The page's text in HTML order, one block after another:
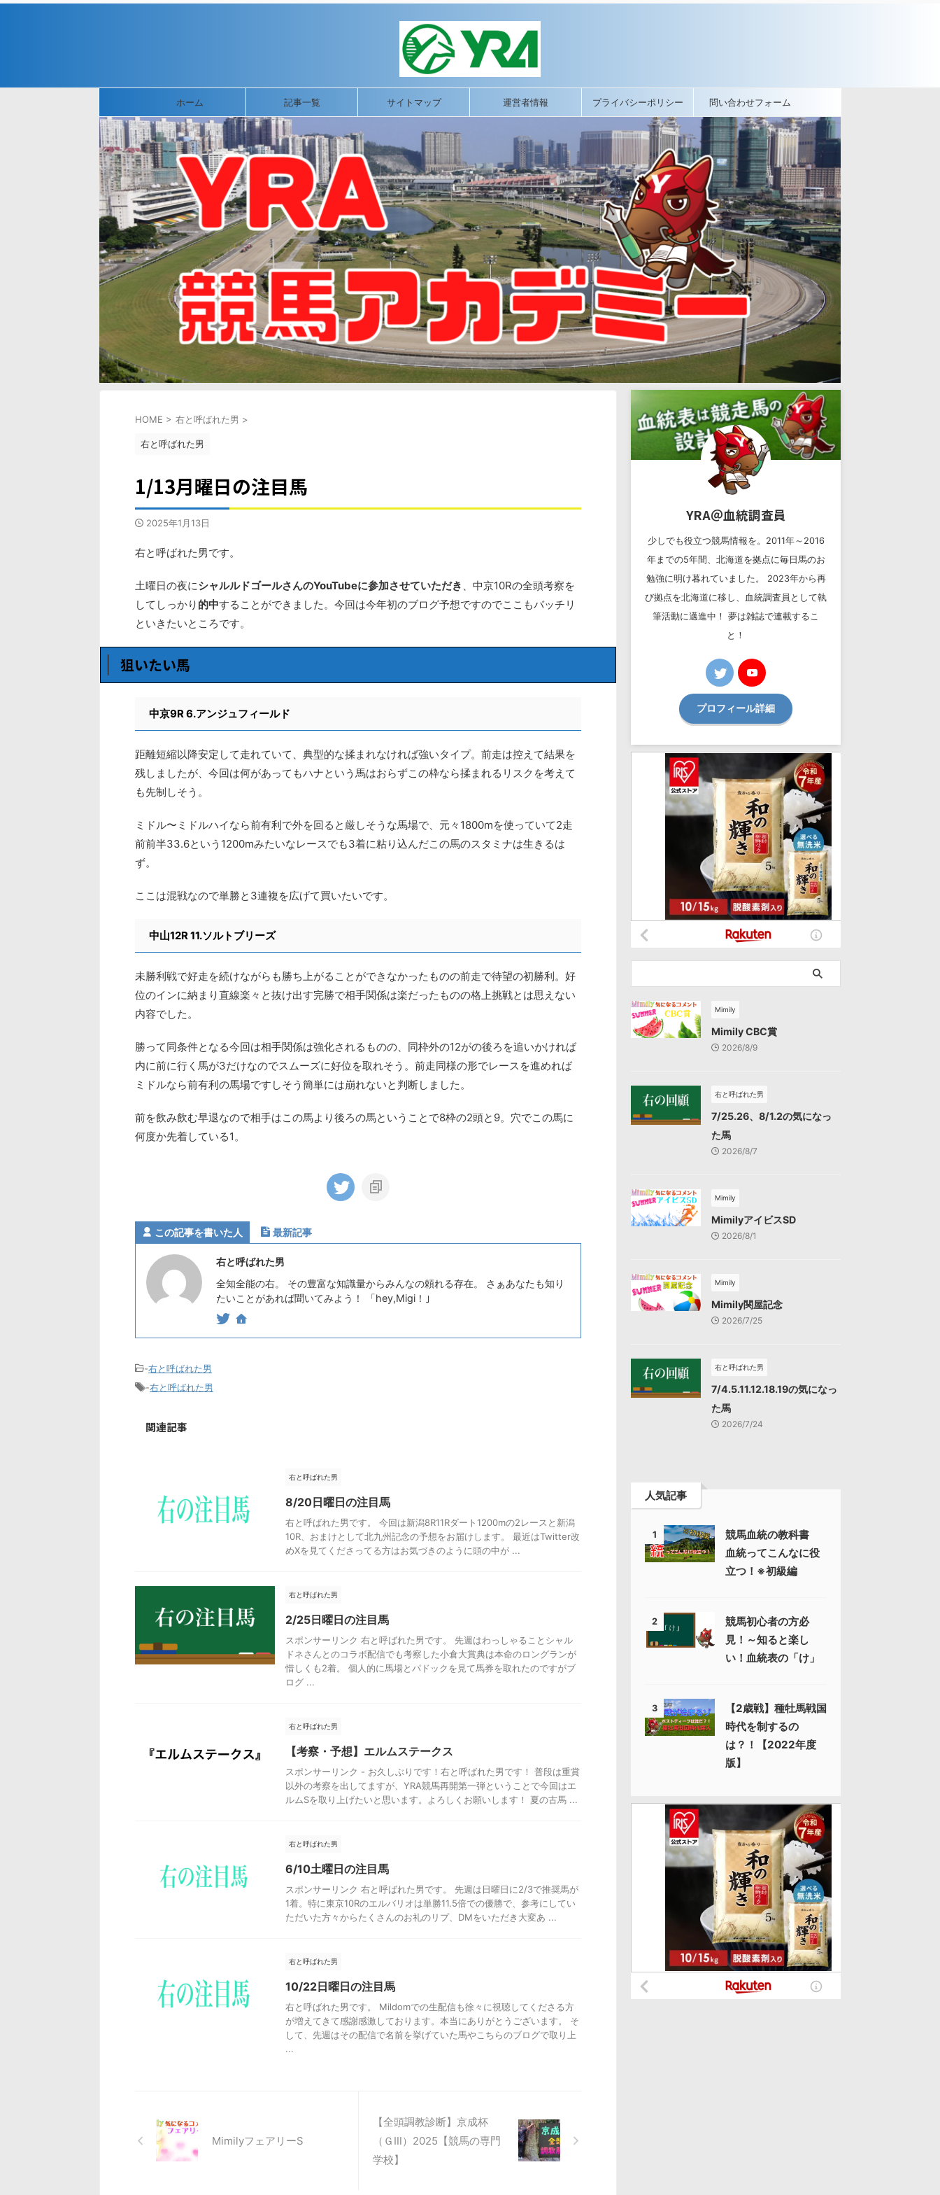
ホーム 記事一覧 サイトマップ 運営者情報 プライバシーポリシー 問い合わせフォーム
HOME > 右と呼ばれた男 >
右と呼ばれた男
1/13月曜日の注目馬
2025年1月13日
右と呼ばれた男です。
土曜日の夜にシャルルドゴールさんのYouTubeに参加させていただき 、中京10Rの全頭考察を
してしっかり 的中することができました。今回は今年初のブログ予想ですのでここもバッチリ
といきたいところです。
狙いたい馬
中京9R 6.アンジュフィールド
距離短縮以降安定して走れていて、典型的な揉まれなければ強いタイプ。前走は控えて結果を
残しましたが、今回は何があってもハナという馬はおらずこの枠なら揉まれるリスクを考えて
も先制しそう。
ミドル〜ミドルハイなら前有利で外を回ると厳しそうな馬場で、元々1800mを使っていて2走
前前半33.6という1200mみたいなレースでも3着に粘り込んだこの馬のスタミナは生きるは
ず。
ここは混戦なので単勝と3連複を広げて買いたいです。
中山12R 11.ソルトブリーズ
未勝利戦で好走を続けながらも勝ち上がることができなかったものの前走で待望の初勝利。好
位のインに納まり直線楽々と抜け出す完勝で相手関係は楽だったものの格上挑戦とは思えない
内容でした。
勝って同条件となる今回は相手関係は強化されるものの、同枠外の12がの後ろを追いかければ
内に前に行く馬が3だけなのでスムーズに好位を取れそう。前走同様の形でレースを進めれば
ミドルなら前有利の馬場ですしそう簡単には崩れないと判断しました。
前を飲み飲む早退なので相手はこの馬より後ろの馬ということで8枠の2頭と9。穴でこの馬に
何度か先着している1。
この記事を書いた人 最新記事
右と呼ばれた男
全知全能の右。 その豊富な知識量からみんなの頼れる存在。 さぁあなたも知り
たいことがあれば聞いてみよう！ 「hey,Migi！｣
-右と呼ばれた男
-右と呼ばれた男
関連記事
右と呼ばれた男
8/20日曜日の注目馬
右と呼ばれた男です。 今回は新潟8R11Rダート1200mの2レースと新潟
10R、おまけとして北九州記念の予想をお届けします。 最近はTwitter改
めXを見てくださってる方はお気づきのように頭の中が ...
右と呼ばれた男
2/25日曜日の注目馬
スポンサーリンク 右と呼ばれた男です。 先週はわっしゃることシャル
ドネさんとのコラボ配信でも考察した小倉大賞典は本命のロングランが
惜しくも2着。 個人的に馬場とパドックを見て馬券を取れたのですがブ
ログ ...
右と呼ばれた男
【考察・予想】エルムステークス
スポンサーリンク - お久しぶりです！右と呼ばれた男です！ 普段は重賞
以外の考察を出してますが、YRA競馬再開第一弾ということで今回はエ
ルムSを取り上げたいと思います。よろしくお願いします！ 夏の古馬 ...
右と呼ばれた男
6/10土曜日の注目馬
スポンサーリンク 右と呼ばれた男です。 先週は日曜日に2/3で推奨馬が
1着。特に東京10Rのエルバリオは単勝11.5倍での優勝で、参考にしてい
ただいた方々からたくさんのお礼のリプ、DMをいただき大変あ ...
右と呼ばれた男
10/22日曜日の注目馬
右と呼ばれた男です。 Mildomでの生配信も徐々に視聴してくださる方
が増えてきて感謝感激しております。本当にありがとうございます。 そ
して、先週はその配信で名前を挙げていた馬やこちらのブログで取り上
...
MimilyフェアリーS
【全頭調教診断】京成杯
（ＧⅢ）2025【競馬の専門
学校】
YRA＠血統調査員
少しでも役立つ競馬情報を。2011年～2016
年までの5年間、北海道を拠点に毎日馬のお
勉強に明け暮れていました。 2023年から再
び拠点を北海道に移し、血統調査員として執
筆活動に邁進中！ 夢は雑誌で連載するこ
と！
プロフィール詳細
Mimily
Mimily CBC賞
2026/8/9
右と呼ばれた男
7/25.26、8/1.2の気になっ
た馬
2026/8/7
Mimily
MimilyアイビスSD
2026/8/1
Mimily
Mimily関屋記念
2026/7/25
右と呼ばれた男
7/4.5.11.12.18.19の気になっ
た馬
2026/7/24
人気記事
1
競馬血統の教科書
血統ってこんなに役
立つ！※初級編
2
競馬初心者の方必
見！～知ると楽し
い！血統表の「け」
3
【2歳戦】種牡馬戦国
時代を制するの
は？！【2022年度
版】